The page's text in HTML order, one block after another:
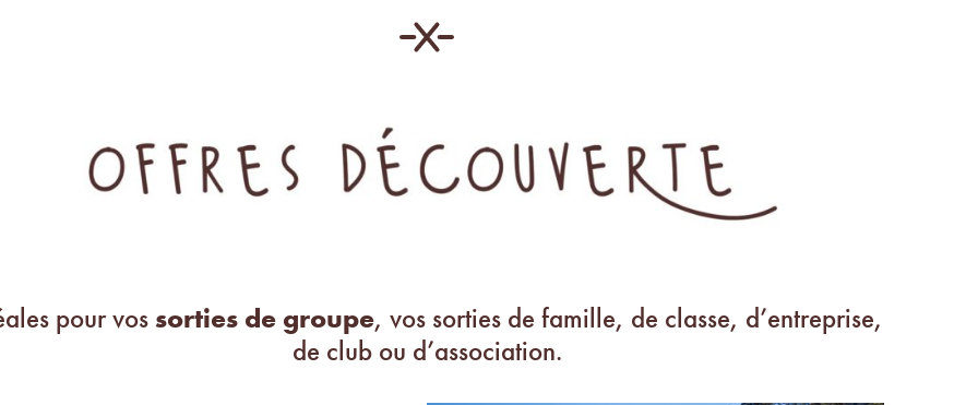
pour vossorties de groupe, vos sorties de famille, de classe, d’entreprise,
de club ou d’association.